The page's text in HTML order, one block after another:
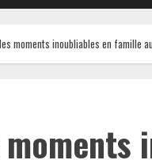
moments inoubliables en famille